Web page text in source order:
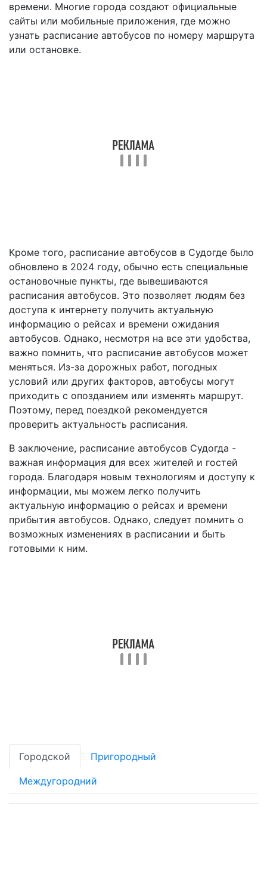
времени. Многие города создают официальные
сайты или мобильные приложения, где можно
узнать расписание автобусов по номеру маршрута
или остановке.
Кроме того, расписание автобусов в Судогде было
обновлено в 2024 году, обычно есть специальные
остановочные пункты, где вывешиваются
расписания автобусов. Это позволяет людям без
доступа к интернету получить актуальную
информацию о рейсах и времени ожидания
автобусов. Однако, несмотря на все эти удобства,
важно помнить, что расписание автобусов может
меняться. Из-за дорожных работ, погодных
условий или других факторов, автобусы могут
приходить с опозданием или изменять маршрут.
Поэтому, перед поездкой рекомендуется
проверить актуальность расписания.
В заключение, расписание автобусов Судогда -
важная информация для всех жителей и гостей
города. Благодаря новым технологиям и доступу к
информации, мы можем легко получить
актуальную информацию о рейсах и времени
прибытия автобусов. Однако, следует помнить о
возможных изменениях в расписании и быть
готовыми к ним.
Городской Пригородный
Междугородний